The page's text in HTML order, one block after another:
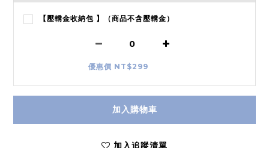
【壓轎金收納包 】（商品不含壓轎金）
優惠價 NT$299
加入購物車
加入追蹤清單